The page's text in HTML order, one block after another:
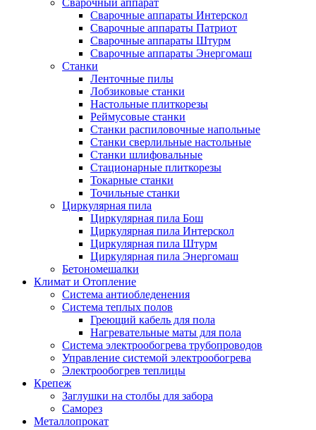
Сварочный аппарат
Сварочные аппараты Интерскол
Сварочные аппараты Патриот
Сварочные аппараты Штурм
Сварочные аппараты Энергомаш
Станки
Ленточные пилы
Лобзиковые станки
Настольные плиткорезы
Реймусовые станки
Станки распиловочные напольные
Станки сверлильные настольные
Станки шлифовальные
Стационарные плиткорезы
Токарные станки
Точильные станки
Циркулярная пила
Циркулярная пила Бош
Циркулярная пила Интерскол
Циркулярная пила Штурм
Циркулярная пила Энергомаш
Бетономешалки
Климат и Отопление
Система антиобледенения
Система теплых полов
Греющий кабель для пола
Нагревательные маты для пола
Система электрообогрева трубопроводов
Управление системой электрообогрева
Электрообогрев теплицы
Крепеж
Заглушки на столбы для забора
Саморез
Металлопрокат